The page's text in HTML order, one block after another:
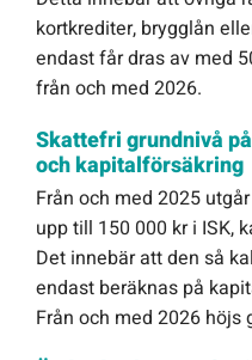
kortkrediter, brygglån
endast får dras av med
från och med 2026.
Skattefri grundnivå
och kapitalförsäkring
Från och med 2025
upp till 150 000 kr i ISK,
Det innebär att den så
endast beräknas på
Från och med 2026 höjs